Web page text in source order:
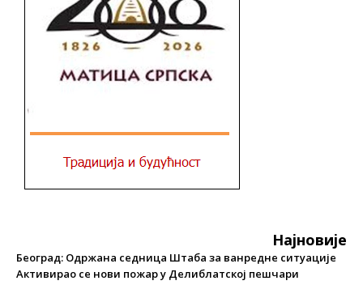
Најновије
Београд: Одржана седница Штаба за ванредне ситуације
Активирао се нови пожар у Делиблатској пешчари